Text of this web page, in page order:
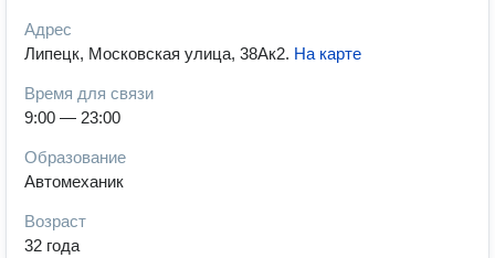
Адрес
Липецк, Московская улица, 38Ак2. На карте
Время для связи
9:00 — 23:00
Образование
Автомеханик
Возраст
32 года